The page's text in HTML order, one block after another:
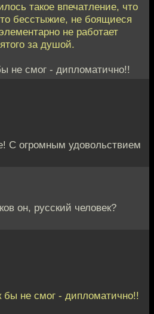
такое впечатление, что
бесстыжие, не боящиеся
не работает
за душой.
не смог - дипломатично!!
С огромным удовольствием
он, русский человек?
не смог - дипломатично!!